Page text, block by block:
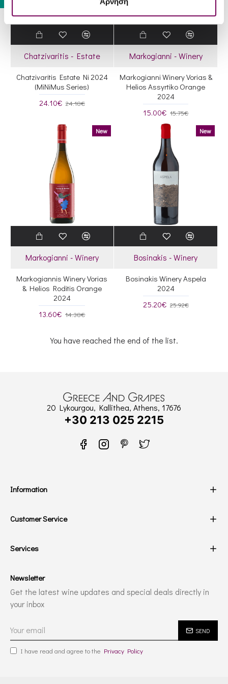
17
Chatzivaritis - Estate
Chatzivaritis Estate Ni 2024
(MiNiMus Series)
24.10€ 24.18€
Markogianni - Winery
Markogianni Winery Vorias &
Helios Assyrtiko Orange
2024
15.00€ 15.75€
New
Markogianni - Winery
Markogiannis Winery Vorias
& Helios Roditis Orange
2024
13.60€ 14.38€
New
Bosinakis - Winery
Bosinakis Winery Aspela
2024
25.20€ 25.92€
You have reached the end of the list.
20 Lykourgou, Kallithea, Athens, 17676
+30 213 025 2215
Information
Customer Service
Services
Newsletter
Get the latest wine updates and special deals directly in
your inbox
SEND
I have read and agree to the Privacy Policy